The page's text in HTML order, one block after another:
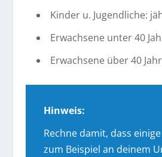
Kinder u. Jugendliche:
Erwachsene unter 40
Erwachsene über 40
Hinweis:
Rechne damit, dass
zum Beispiel an deinem